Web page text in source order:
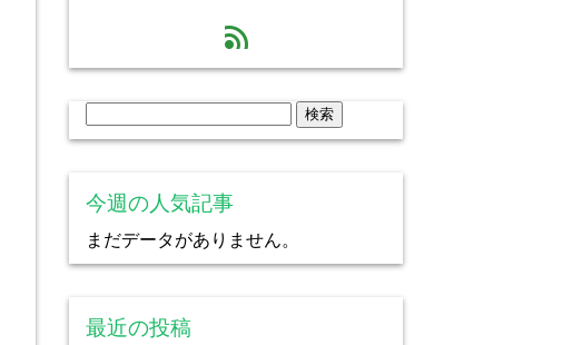
feed
今週の人気記事
まだデータがありません。
最近の投稿